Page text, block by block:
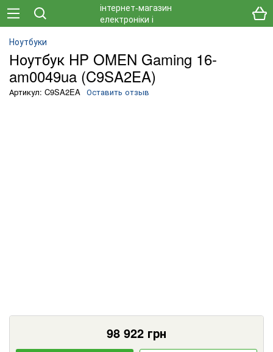
Ноутбуки
Ноутбук HP OMEN Gaming 16-
am0049ua (C9SA2EA)
Артикул: C9SA2EA Оставить отзыв
98 922 грн